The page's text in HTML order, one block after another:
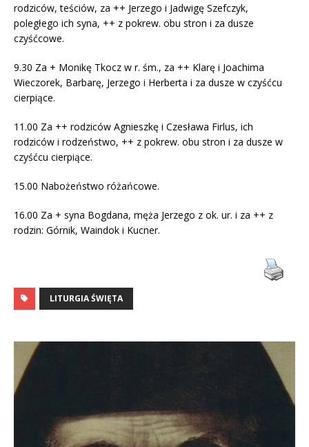
rodziców, teściów, za ++ Jerzego i Jadwigę Szefczyk,
poległego ich syna, ++ z pokrew. obu stron i za dusze
czyśćcowe.
9.30 Za + Monikę Tkocz w r. śm., za ++ Klarę i Joachima
Wieczorek, Barbarę, Jerzego i Herberta i za dusze w czyśćcu
cierpiące.
11.00 Za ++ rodziców Agnieszkę i Czesława Firlus, ich
rodziców i rodzeństwo, ++ z pokrew. obu stron i za dusze w
czyśćcu cierpiące.
15.00 Nabożeństwo różańcowe.
16.00 Za + syna Bogdana, męża Jerzego z ok. ur. i za ++ z
rodzin: Górnik, Waindok i Kucner.
LITURGIA ŚWIĘTA